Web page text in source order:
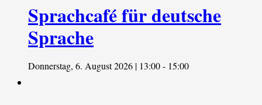
Sprachcafé für deutsche
Sprache
Donnerstag, 6. August 2026 | 13:00- 15:00